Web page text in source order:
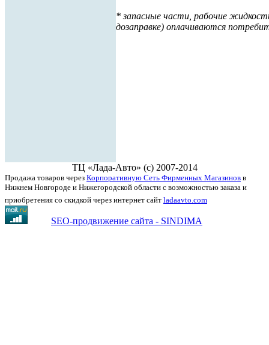
* запасные части, рабочие
дозаправке) оплачиваются
ТЦ «Лада-Авто» (с) 2007-2014
Продажа товаров через Корпоративную Сеть Фирменных Магазинов в
Нижнем Новгороде и Нижегородской области с возможностью заказа и
приобретения со скидкой через интернет сайт ladaavto.com
SEO-продвижение сайта - SINDIMA